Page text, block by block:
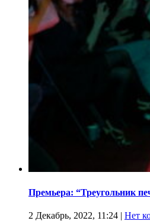
Премьера: “Треугольник
2 Декабрь, 2022, 11:24 | Нет